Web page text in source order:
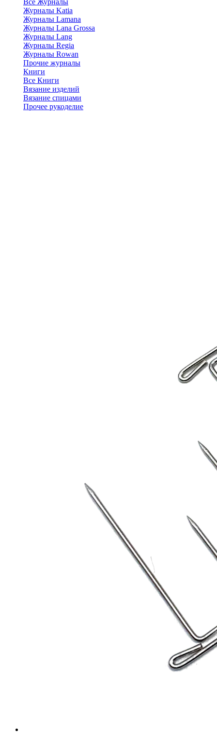
Журналы Katia
Журналы Lamana
Журналы Lana Grossa
Журналы Lang
Журналы Regia
Журналы Rowan
Прочие журналы
Книги
Все Книги
Вязание изделий
Вязание спицами
Прочее рукоделие